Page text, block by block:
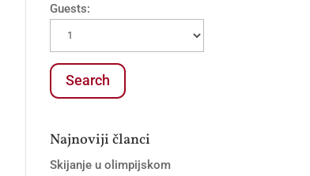
Guests:
Najnoviji članci
Skijanje u olimpijskom